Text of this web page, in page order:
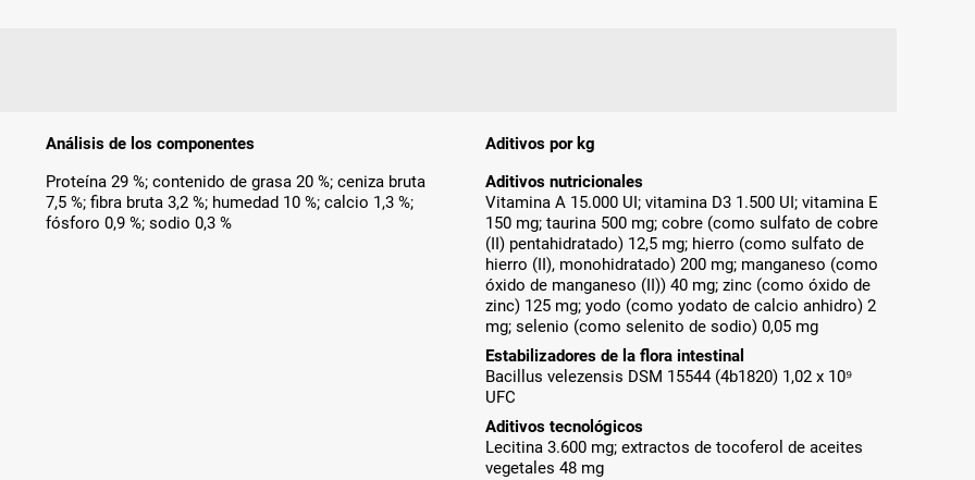
Análisis de los componentes
Proteína 29 %; contenido de grasa 20 %; ceniza bruta
7,5 %; fibra bruta 3,2 %; humedad 10 %; calcio 1,3 %;
fósforo 0,9 %; sodio 0,3 %
Aditivos por kg
Aditivos nutricionales
Vitamina A 15.000 UI; vitamina D3 1.500 UI; vitamina E
150 mg; taurina 500 mg; cobre (como sulfato de cobre
(II) pentahidratado) 12,5 mg; hierro (como sulfato de
hierro (II), monohidratado) 200 mg; manganeso (como
óxido de manganeso (II)) 40 mg; zinc (como óxido de
zinc) 125 mg; yodo (como yodato de calcio anhidro) 2
mg; selenio (como selenito de sodio) 0,05 mg
Estabilizadores de la flora intestinal
Bacillus velezensis DSM 15544 (4b1820) 1,02 x 10⁹
UFC
Aditivos tecnológicos
Lecitina 3.600 mg; extractos de tocoferol de aceites
vegetales 48 mg